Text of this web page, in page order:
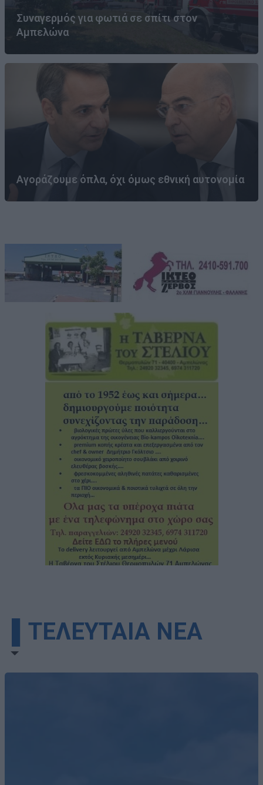
Συναγερμός για φωτιά σε σπίτι στον
Αμπελώνα
Αγοράζουμε όπλα, όχι όμως εθνική αυτονομία
▌ΤΕΛΕΥΤΑΙΑ ΝΕΑ